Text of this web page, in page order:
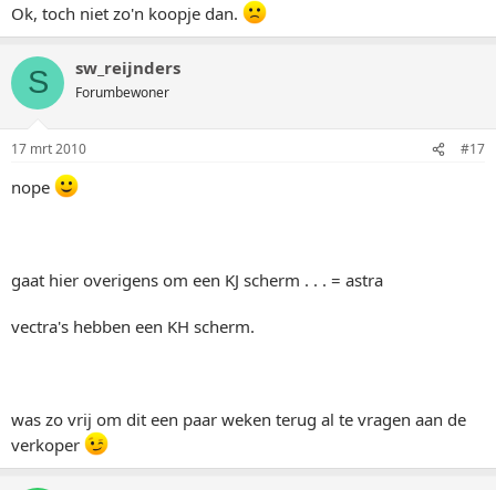
Ok, toch niet zo'n koopje dan.
S sw_reijnders
Forumbewoner
17 mrt 2010 #17
nope
gaat hier overigens om een KJ scherm . . . = astra
vectra's hebben een KH scherm.
was zo vrij om dit een paar weken terug al te vragen aan de
verkoper